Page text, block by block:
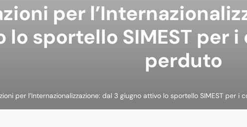
per
lo sportello SIMEST per
perduto
per l’Internazionalizzazione: dal 3 giugno attivo lo sportello SIMEST per